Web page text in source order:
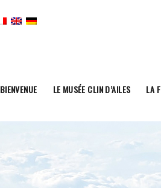
BIENVENUE LE MUSÉE CLIN D’AILES LA